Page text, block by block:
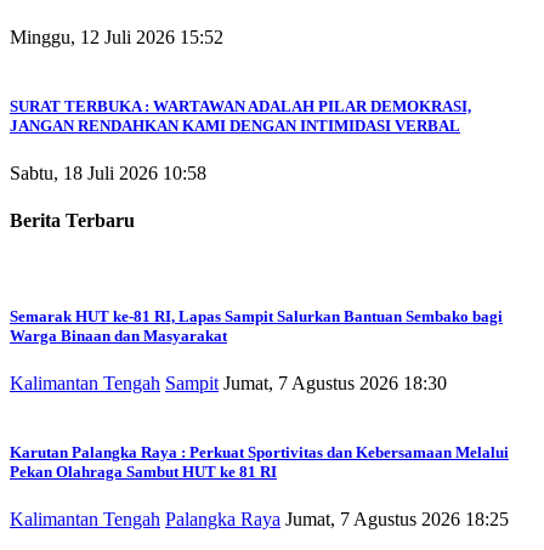
Minggu, 12 Juli 2026 15:52
SURAT TERBUKA : WARTAWAN ADALAH PILAR DEMOKRASI,
JANGAN RENDAHKAN KAMI DENGAN INTIMIDASI VERBAL
Sabtu, 18 Juli 2026 10:58
Berita Terbaru
Semarak HUT ke-81 RI, Lapas Sampit Salurkan Bantuan Sembako bagi
Warga Binaan dan Masyarakat
Kalimantan Tengah Sampit Jumat, 7 Agustus 2026 18:30
Karutan Palangka Raya : Perkuat Sportivitas dan Kebersamaan Melalui
Pekan Olahraga Sambut HUT ke 81 RI
Kalimantan Tengah Palangka Raya Jumat, 7 Agustus 2026 18:25